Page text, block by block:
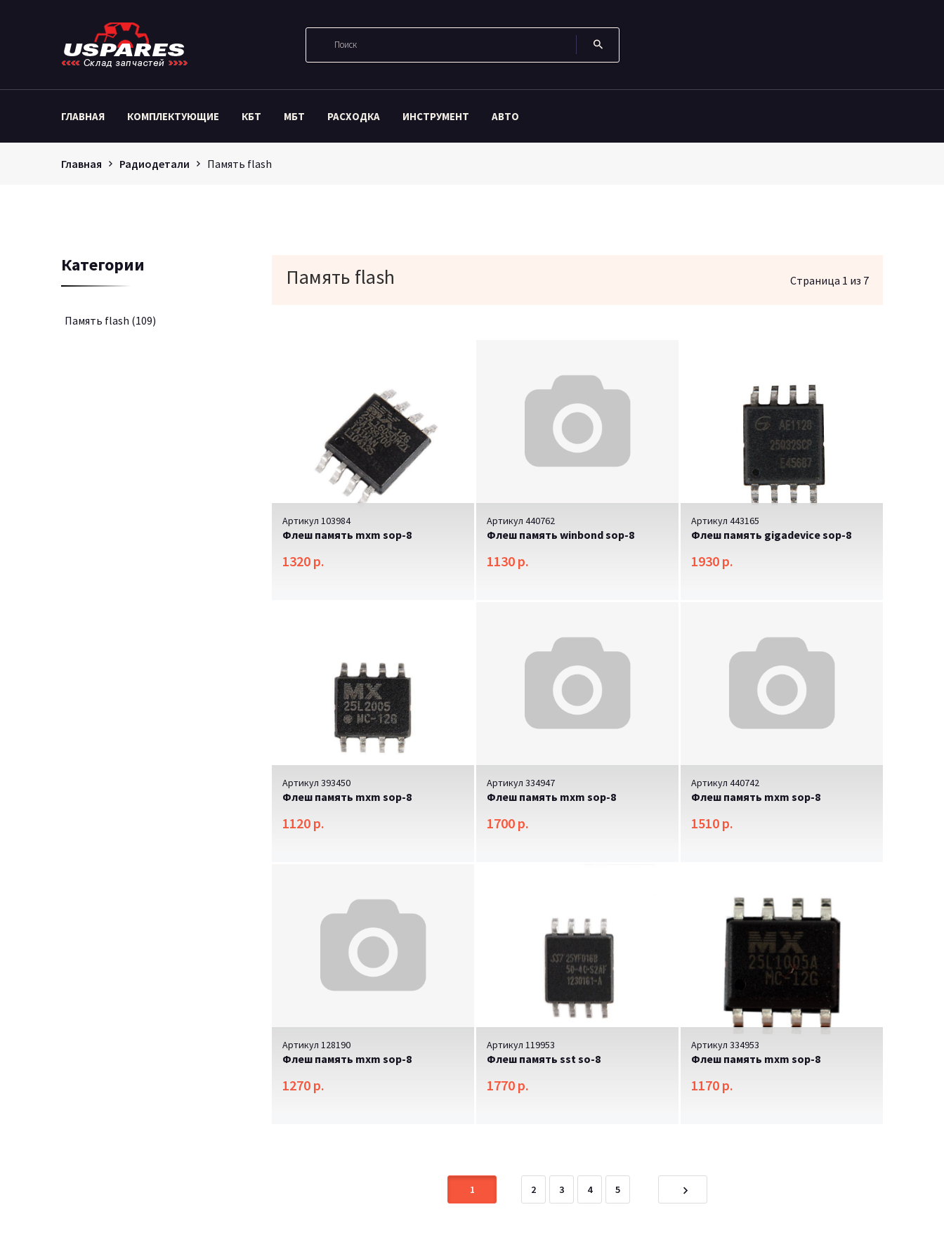
ГЛАВНАЯ КОМПЛЕКТУЮЩИЕ КБТ МБТ РАСХОДКА ИНСТРУМЕНТ АВТО
Главная Радиодетали Память flash
Категории
Память flash (109)
Память flash Страница 1 из 7
Артикул 103984
Флеш память mxm sop-8
1320 р.
Артикул 440762
Флеш память winbond sop-8
1130 р.
Артикул 443165
Флеш память gigadevice sop-8
1930 р.
Артикул 393450
Флеш память mxm sop-8
1120 р.
Артикул 334947
Флеш память mxm sop-8
1700 р.
Артикул 440742
Флеш память mxm sop-8
1510 р.
Артикул 128190
Флеш память mxm sop-8
1270 р.
Артикул 119953
Флеш память sst so-8
1770 р.
Артикул 334953
Флеш память mxm sop-8
1170 р.
$2999.99 -08% $3700.00
1 2 3 4 5